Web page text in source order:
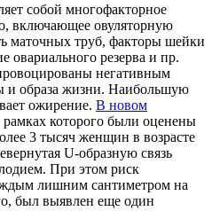
собой многофакторное
включающее овуляторную
маточных труб, факторы шейки
овариального резерва и пр.
негативным
и образа жизни. Наибольшую
ожирение. В новом
рамках которого были оценены
3 тысяч женщин в возрасте
U-образную связь
При этом риск
лишним сантиметром на
был выявлен еще один